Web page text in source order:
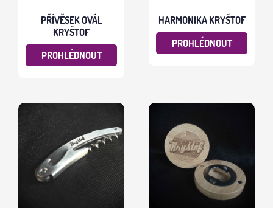
PŘÍVĚSEK OVÁL
KRYŠTOF
PROHLÉDNOUT
HARMONIKA KRYŠTOF
PROHLÉDNOUT